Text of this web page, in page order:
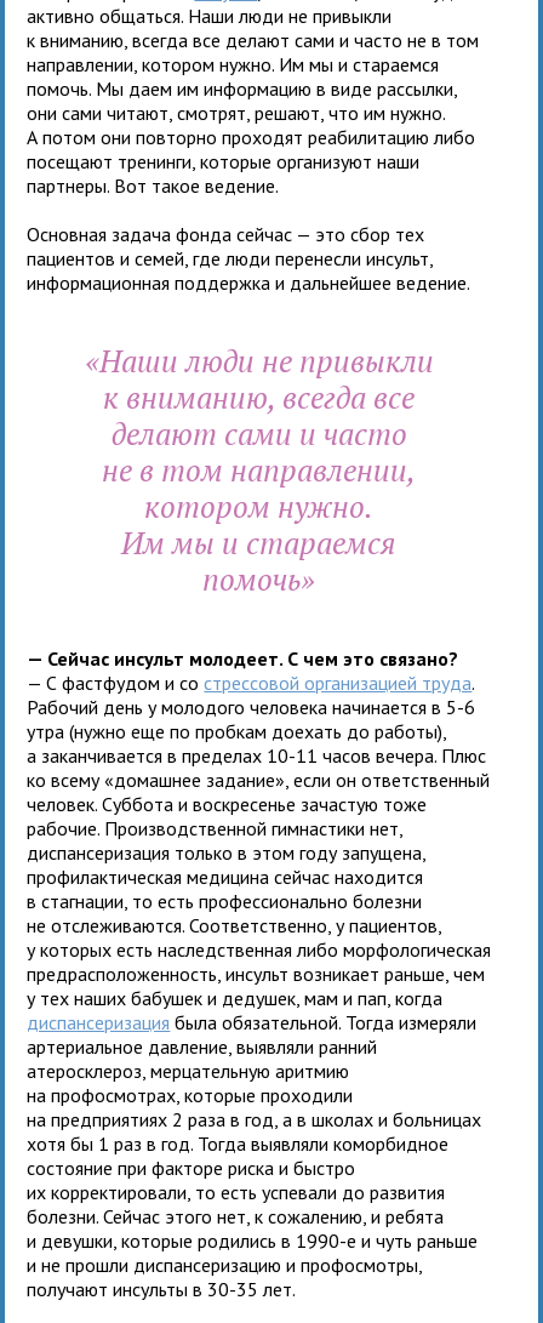
активно общаться. Наши люди не привыкли
к вниманию, всегда все делают сами и часто не в том
направлении, котором нужно. Им мы и стараемся
помочь. Мы даем им информацию в виде рассылки,
они сами читают, смотрят, решают, что им нужно.
А потом они повторно проходят реабилитацию либо
посещают тренинги, которые организуют наши
партнеры. Вот такое ведение.
Основная задача фонда сейчас — это сбор тех
пациентов и семей, где люди перенесли инсульт,
информационная поддержка и дальнейшее ведение.
«Наши люди не привыкли
к вниманию, всегда все
делают сами и часто
не в том направлении,
котором нужно.
Им мы и стараемся
помочь»
— Сейчас инсульт молодеет. С чем это связано?
— С фастфудом и сострессовой организацией труда.
Рабочий день у молодого человека начинается в 5-6
утра (нужно еще по пробкам доехать до работы),
а заканчивается в пределах 10-11 часов вечера. Плюс
ко всему «домашнее задание», если он ответственный
человек. Суббота и воскресенье зачастую тоже
рабочие. Производственной гимнастики нет,
диспансеризация только в этом году запущена,
профилактическая медицина сейчас находится
в стагнации, то есть профессионально болезни
не отслеживаются. Соответственно, у пациентов,
у которых есть наследственная либо морфологическая
предрасположенность, инсульт возникает раньше, чем
у тех наших бабушек и дедушек, мам и пап, когда
диспансеризация была обязательной. Тогда измеряли
артериальное давление, выявляли ранний
атеросклероз, мерцательную аритмию
на профосмотрах, которые проходили
на предприятиях 2 раза в год, а в школах и больницах
хотя бы 1 раз в год. Тогда выявляли коморбидное
состояние при факторе риска и быстро
их корректировали, то есть успевали до развития
болезни. Сейчас этого нет, к сожалению, и ребята
и девушки, которые родились в 1990-е и чуть раньше
и не прошли диспансеризацию и профосмотры,
получают инсульты в 30-35 лет.